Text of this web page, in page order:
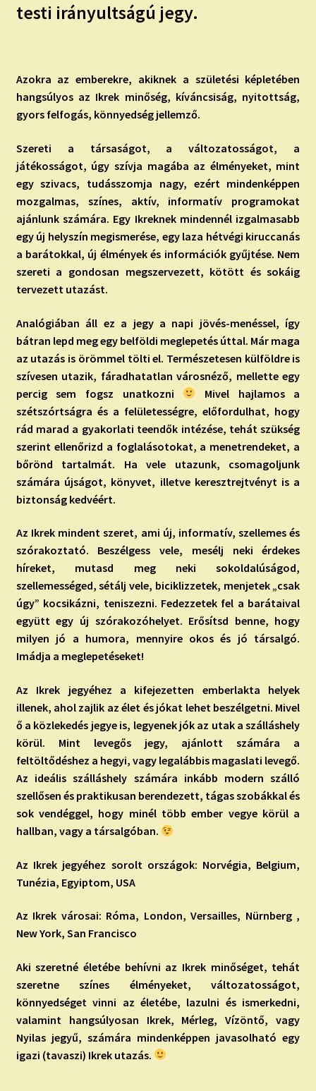
testi irányultságú jegy.
Azokra az emberekre, akiknek a születési képletében
hangsúlyos az Ikrek minőség, kíváncsiság, nyitottság,
gyors felfogás, könnyedség jellemző.
Szereti a társaságot, a változatosságot, a
játékosságot, úgy szívja magába az élményeket, mint
egy szivacs, tudásszomja nagy, ezért mindenképpen
mozgalmas, színes, aktív, informatív programokat
ajánlunk számára. Egy Ikreknek mindennél izgalmasabb
egy új helyszín megismerése, egy laza hétvégi kiruccanás
a barátokkal, új élmények és információk gyűjtése. Nem
szereti a gondosan megszervezett, kötött és sokáig
tervezett utazást.
Analógiában áll ez a jegy a napi jövés-menéssel, így
bátran lepd meg egy belföldi meglepetés úttal. Már maga
az utazás is örömmel tölti el. Természetesen külföldre is
szívesen utazik, fáradhatatlan városnéző, mellette egy
percig sem fogsz unatkozni
Mivel hajlamos a
szétszórtságra és a felületességre, előfordulhat, hogy
rád marad a gyakorlati teendők intézése, tehát szükség
szerint ellenőrizd a foglalásotokat, a menetrendeket, a
bőrönd tartalmát. Ha vele utazunk, csomagoljunk
számára újságot, könyvet, illetve keresztrejtvényt is a
biztonság kedvéért.
Az Ikrek mindent szeret, ami új, informatív, szellemes és
szórakoztató. Beszélgess vele, mesélj neki érdekes
híreket, mutasd meg neki sokoldalúságod,
szellemességed, sétálj vele, biciklizzetek, menjetek „csak
úgy” kocsikázni, teniszezni. Fedezzetek fel a barátaival
együtt egy új szórakozóhelyet. Erősítsd benne, hogy
milyen jó a humora, mennyire okos és jó társalgó.
Imádja a meglepetéseket!
Az Ikrek jegyéhez a kifejezetten emberlakta helyek
illenek, ahol zajlik az élet és jókat lehet beszélgetni. Mivel
ő a közlekedés jegye is, legyenek jók az utak a szálláshely
körül. Mint levegős jegy, ajánlott számára a
feltöltődéshez a hegyi, vagy legalábbis magaslati levegő.
Az ideális szálláshely számára inkább modern szálló
szellősen és praktikusan berendezett, tágas szobákkal és
sok vendéggel, hogy minél több ember vegye körül a
hallban, vagy a társalgóban.
Az Ikrek jegyéhez sorolt országok: Norvégia, Belgium,
Tunézia, Egyiptom, USA
Az Ikrek városai: Róma, London, Versailles, Nürnberg ,
New York, San Francisco
Aki szeretné életébe behívni az Ikrek minőséget, tehát
szeretne színes élményeket, változatosságot,
könnyedséget vinni az életébe, lazulni és ismerkedni,
valamint hangsúlyosan Ikrek, Mérleg, Vízöntő, vagy
Nyilas jegyű, számára mindenképpen javasolható egy
igazi (tavaszi) Ikrek utazás.